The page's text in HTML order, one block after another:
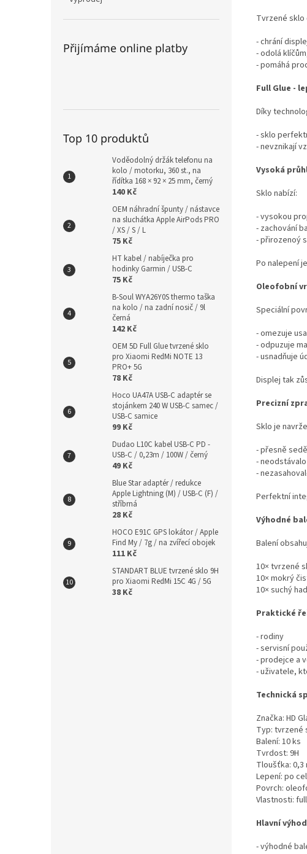
Přijímáme online platby
Top 10 produktů
Voděodolný držák telefonu na
kolo / motorku, 360 st., na
řídítka 168 × 92 × 25 mm, černý
140 Kč
OEM náhradní špunty / nástavce
na sluchátka Apple AirPods PRO
/ XS / S / L
75 Kč
HT kabel / nabíječka pro
hodinky Garmin / USB-C
75 Kč
B-Soul WYA26Y0S thermo taška
na kolo / na zadní nosič / 9l
černá
142 Kč
OEM 5D Full Glue tvrzené sklo
pro Xiaomi RedMi NOTE 13
PRO+ 5G
78 Kč
Hoco UA47A USB-C adaptér se
stojánkem 240 W USB-C samec /
USB-C samice
99 Kč
Dudao L10C kabel USB-C PD -
USB-C / 0,23m / 100W / černý
49 Kč
Blue Star adaptér / redukce
Apple Lightning (M) / USB-C (F) /
stříbrná
28 Kč
HOCO E91C GPS lokátor / Apple
Find My / 7g / na zvířecí obojek
111 Kč
STANDART BLUE tvrzené sklo 9H
pro Xiaomi RedMi 15C 4G / 5G
38 Kč
Tvrzené
- chrání
- odolá
- pomáhá
Full Glue -
Díky
- sklo
- nevznikají
Vysoká
Sklo nabízí:
- vysokou
- zachování
- přirozenoý
Po nalepení
Oleofobní
Speciální
- omezuje
- odpuzuje
- usnadňuje
Displej tak
Precizní
Sklo je
- přesně
-
-
Perfektní
Výhodné
Balení
10× tvrzené
10× mokrý
10× suchý
Praktické
- rodiny
- servisní
- prodejce a
- uživatele,
Technická
Značka: HD
Typ: tvrzené
Balení: 10 ks
Tvrdost: 9H
Tloušťka: 0,3
Lepení: po
Povrch:
Vlastnosti:
Hlavní
- výhodné